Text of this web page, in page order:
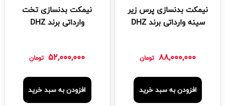
نیمکت بدنسازی پرس زیر
سینه وارداتی برند DHZ
88,000,000 تومان
افزودن به سبد خرید
نیمکت بدنسازی تخت
وارداتی برند DHZ
52,000,000 تومان
افزودن به سبد خرید